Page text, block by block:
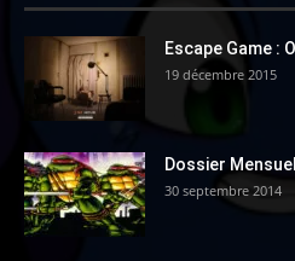
Escape Game :
19 décembre 2015
Dossier
30 septembre 2014